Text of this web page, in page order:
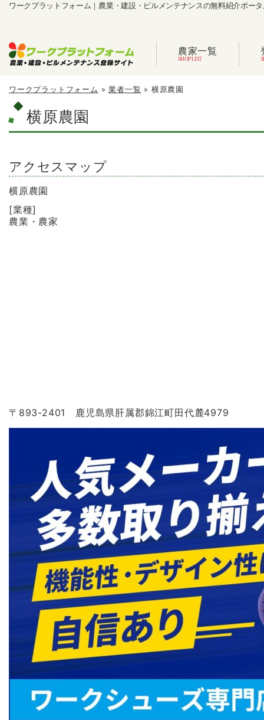
ワークプラットフォーム｜農業・建設・ビルメンテナンスの無料紹介ポー
農家一覧
ワークプラットフォーム »業者一覧 » 横原農園
横原農園
アクセスマップ
横原農園
[業種]
農業・農家
〒893-2401 鹿児島県肝属郡錦江町田代麓4979